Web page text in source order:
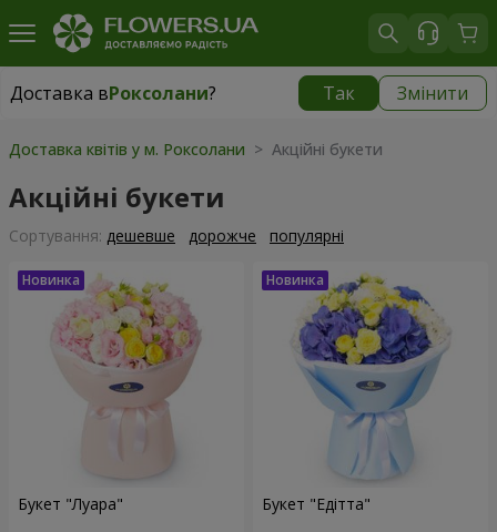
Доставка вРоксолани? Так Змінити
Доставка вРоксолани|
Доставка квітів у м. Роксолани > Акційні букети
Акційні букети
Сортування: дешевше дорожче популярні
Букет "Луара" Букет "Едітта"